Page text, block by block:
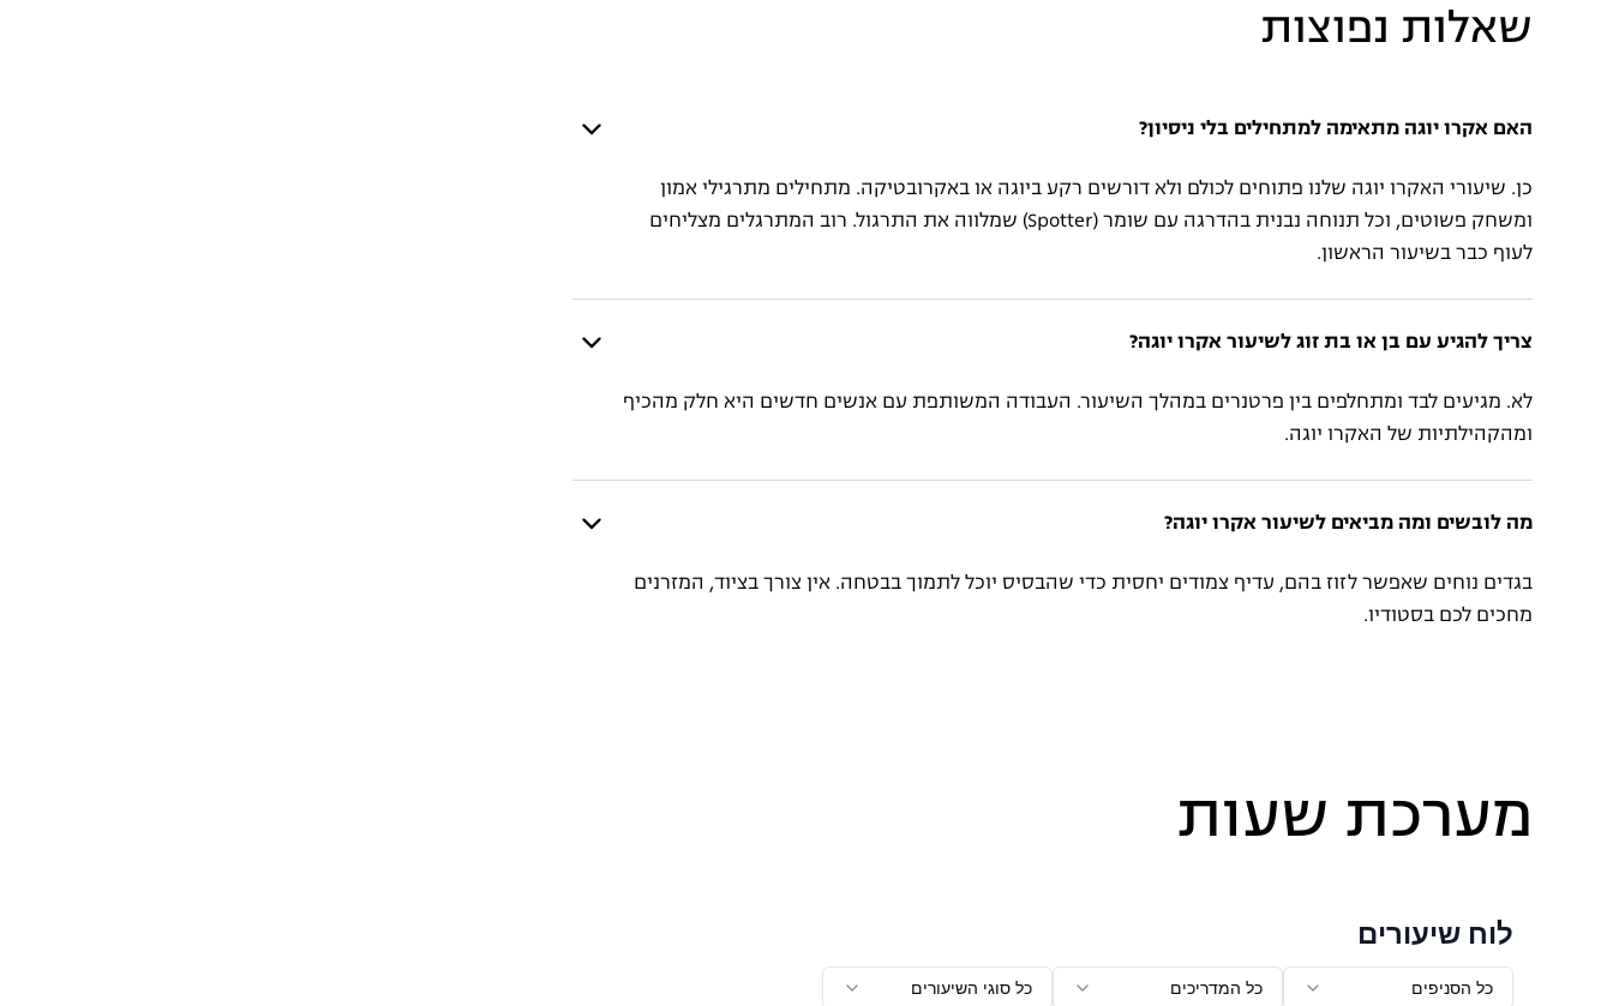
שאלות נפוצות
האם אקרו יוגה מתאימה למתחילים בלי ניסיון?
כן. שיעורי האקרו יוגה שלנו פתוחים לכולם ולא דורשים רקע ביוגה או באקרובטיקה. מתחילים מתרגילי אמון
ומשחק פשוטים, וכל תנוחה נבנית בהדרגה עם שומר (Spotter) שמלווה את התרגול. רוב המתרגלים מצליחים
לעוף כבר בשיעור הראשון.
צריך להגיע עם בן או בת זוג לשיעור אקרו יוגה?
לא. מגיעים לבד ומתחלפים בין פרטנרים במהלך השיעור. העבודה המשותפת עם אנשים חדשים היא חלק מהכיף
ומהקהילתיות של האקרו יוגה.
מה לובשים ומה מביאים לשיעור אקרו יוגה?
בגדים נוחים שאפשר לזוז בהם, עדיף צמודים יחסית כדי שהבסיס יוכל לתמוך בבטחה. אין צורך בציוד, המזרנים
מחכים לכם בסטודיו.
מערכת שעות